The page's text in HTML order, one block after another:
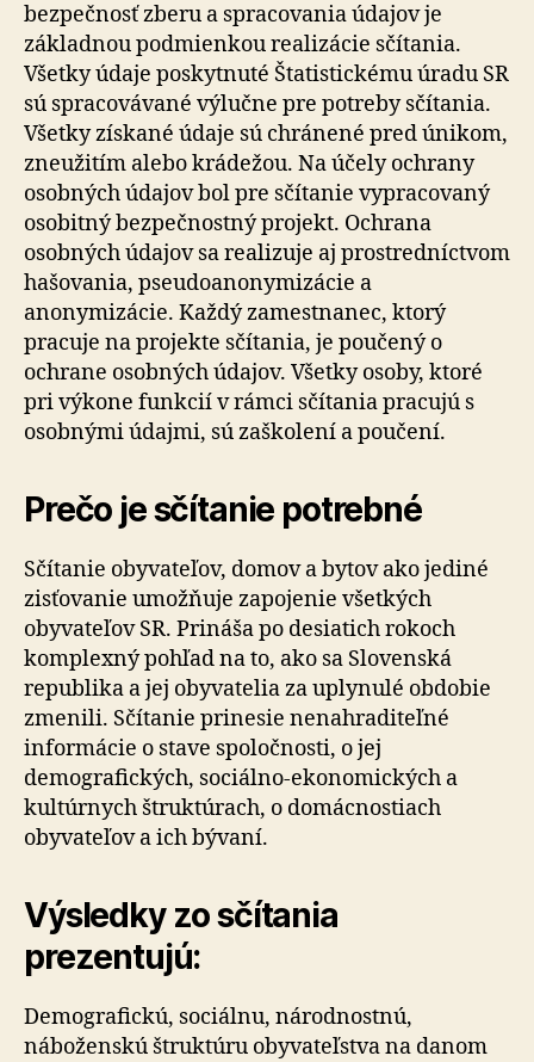
bezpečnosť zberu a spracovania údajov je
základnou podmienkou realizácie sčítania.
Všetky údaje poskytnuté Štatistickému úradu SR
sú spracovávané výlučne pre potreby sčítania.
Všetky získané údaje sú chránené pred únikom,
zneužitím alebo krádežou. Na účely ochrany
osobných údajov bol pre sčítanie vypracovaný
osobitný bezpečnostný projekt. Ochrana
osobných údajov sa realizuje aj prostredníctvom
hašovania, pseudoanonymizácie a
anonymizácie. Každý zamestnanec, ktorý
pracuje na projekte sčítania, je poučený o
ochrane osobných údajov. Všetky osoby, ktoré
pri výkone funkcií v rámci sčítania pracujú s
osobnými údajmi, sú zaškolení a poučení.
Prečo je sčítanie potrebné
Sčítanie obyvateľov, domov a bytov ako jediné
zisťovanie umožňuje zapojenie všetkých
obyvateľov SR. Prináša po desiatich rokoch
komplexný pohľad na to, ako sa Slovenská
republika a jej obyvatelia za uplynulé obdobie
zmenili. Sčítanie prinesie nenahraditeľné
informácie o stave spoločnosti, o jej
demografických, sociálno-ekonomických a
kultúrnych štruktúrach, o domácnostiach
obyvateľov a ich bývaní.
Výsledky zo sčítania
prezentujú:
Demografickú, sociálnu, národnostnú,
náboženskú štruktúru obyvateľstva na danom